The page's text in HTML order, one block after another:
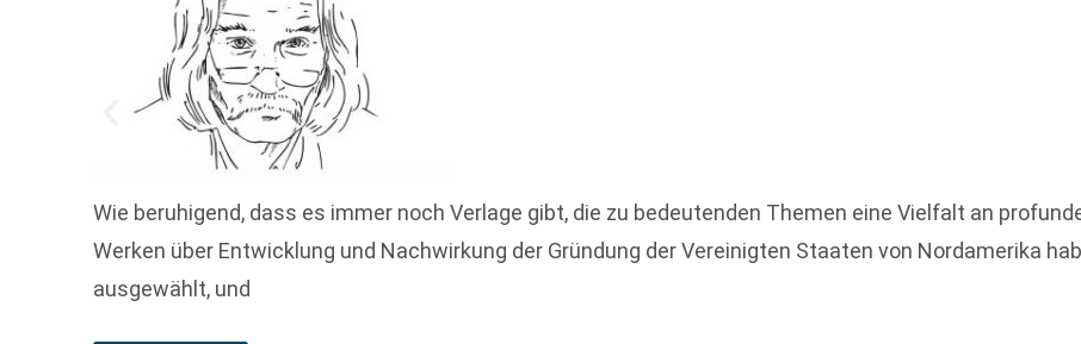
Wie beruhigend, dass es immer noch Verlage gibt, die zu bedeutenden Themen eine Vielfalt an
Werken über Entwicklung und Nachwirkung der Gründung der Vereinigten Staaten von Nordamerika
ausgewählt, und